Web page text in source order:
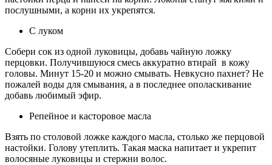
послушными, а корни их укрепятся.
С луком
Собери сок из одной луковицы, добавь чайную ложку
перцовки. Получившуюся смесь аккуратно втирай в кожу
головы. Минут 15-20 и можно смывать. Невкусно пахнет? Не
пожалей воды для смывания, а в последнее ополаскивание
добавь любимый эфир.
Репейное и касторовое масла
Взять по столовой ложке каждого масла, столько же перцовой
настойки. Голову утеплить. Такая маска напитает и укрепит
волосяные луковицы и стержни волос.